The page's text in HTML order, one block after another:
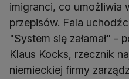
imigranci, co umożliwia
przepisów. Fala
"System się załamał" -
Klaus Kocks, rzecznik
niemieckiej firmy